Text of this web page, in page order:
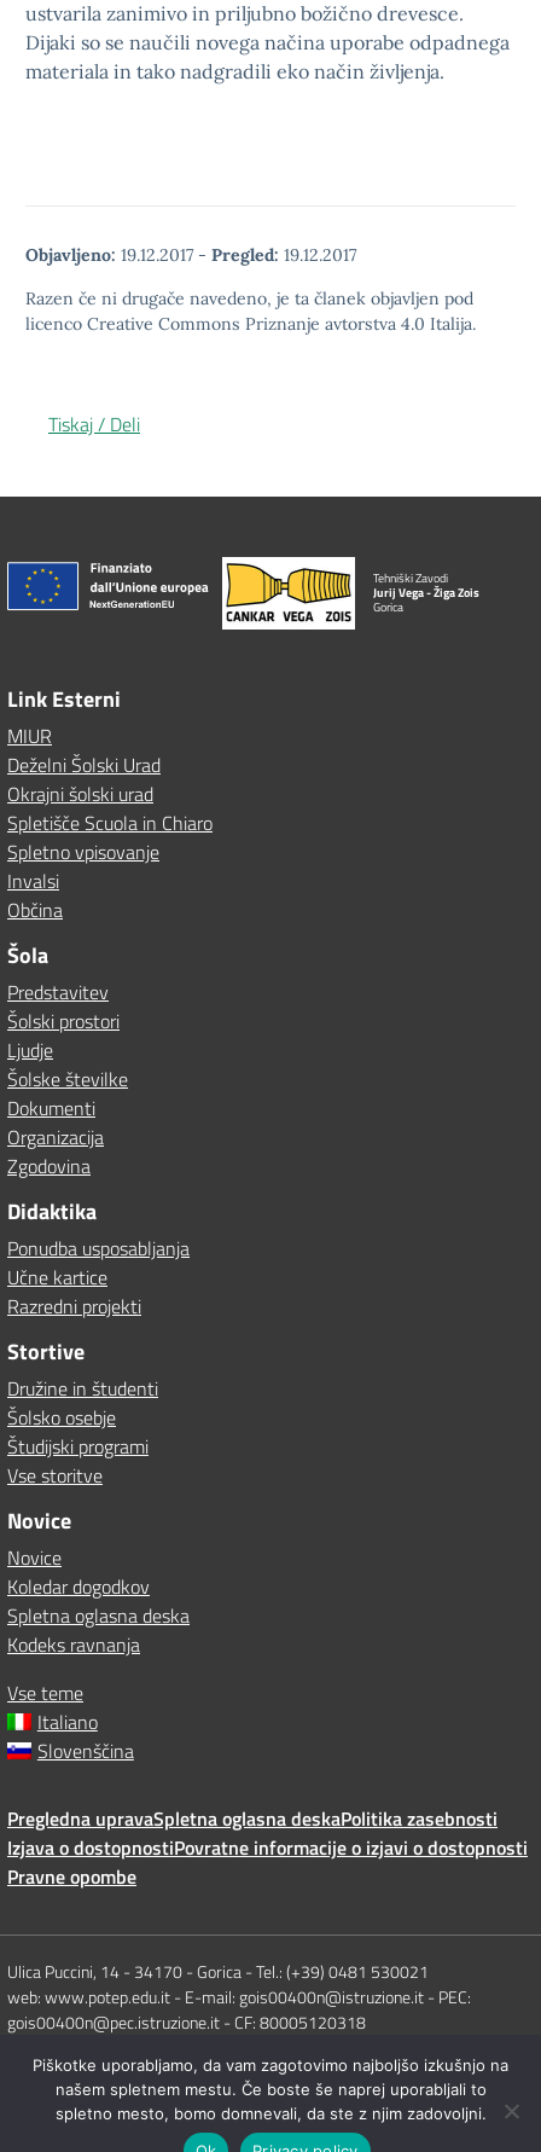
ustvarila zanimivo in priljubno božično drevesce.
Dijaki so se naučili novega načina uporabe odpadnega
materiala in tako nadgradili eko način življenja.
Objavljeno: 19.12.2017 - Pregled: 19.12.2017
Razen če ni drugače navedeno, je ta članek objavljen pod
licenco Creative Commons Priznanje avtorstva 4.0 Italija.
Tiskaj / Deli
Tehniški Zavodi
Jurij Vega - Žiga Zois
Gorica
Link Esterni
MIUR
Deželni Šolski Urad
Okrajni šolski urad
Spletišče Scuola in Chiaro
Spletno vpisovanje
Invalsi
Občina
Šola
Predstavitev
Šolski prostori
Ljudje
Šolske številke
Dokumenti
Organizacija
Zgodovina
Didaktika
Ponudba usposabljanja
Učne kartice
Razredni projekti
Stortive
Družine in študenti
Šolsko osebje
Študijski programi
Vse storitve
Novice
Novice
Koledar dogodkov
Spletna oglasna deska
Kodeks ravnanja
Vse teme
Italiano
Slovenščina
Pregledna upravaSpletna oglasna deskaPolitika zasebnosti
Izjava o dostopnostiPovratne informacije o izjavi o dostopnosti
Pravne opombe
Ulica Puccini, 14 - 34170 - Gorica - Tel.: (+39) 0481 530021
web: www.potep.edu.it - E-mail: gois00400n@istruzione.it - PEC:
gois00400n@pec.istruzione.it - CF: 80005120318
Concept & Design by Designers Italia
Piškotke uporabljamo, da vam zagotovimo najboljšo izkušnjo na
našem spletnem mestu. Če boste še naprej uporabljali to
spletno mesto, bomo domnevali, da ste z njim zadovoljni.